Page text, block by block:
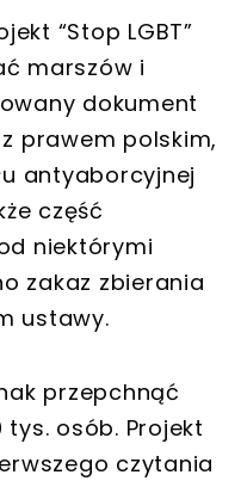
“Stop LGBT”
marszów i
dokument
prawem polskim,
antyaborcyjnej
część
niektórymi
zakaz zbierania
ustawy.
przepchnąć
tys. osób. Projekt
czytania